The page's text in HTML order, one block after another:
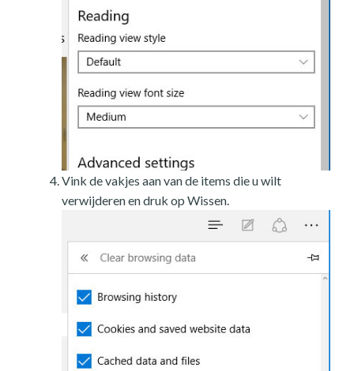
Vink de vakjes aan van de items die u wilt
verwijderen en druk op Wissen.